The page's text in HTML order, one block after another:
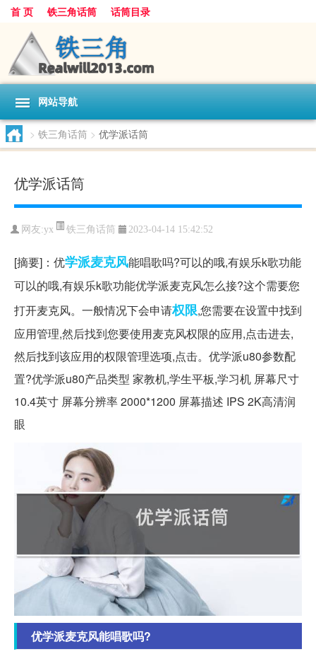
首 页 铁三角话筒 话筒目录
网站导航
> 铁三角话筒 > 优学派话筒
优学派话筒
网友:yx 铁三角话筒 2023-04-14 15:42:52
[摘要]：优学派麦克风能唱歌吗?可以的哦,有娱乐k歌功能
可以的哦,有娱乐k歌功能优学派麦克风怎么接?这个需要您
打开麦克风。一般情况下会申请权限,您需要在设置中找到
应用管理,然后找到您要使用麦克风权限的应用,点击进去,
然后找到该应用的权限管理选项,点击。优学派u80参数配
置?优学派u80产品类型 家教机,学生平板,学习机 屏幕尺寸
10.4英寸 屏幕分辨率 2000*1200 屏幕描述 IPS 2K高清润
眼
优学派麦克风能唱歌吗?